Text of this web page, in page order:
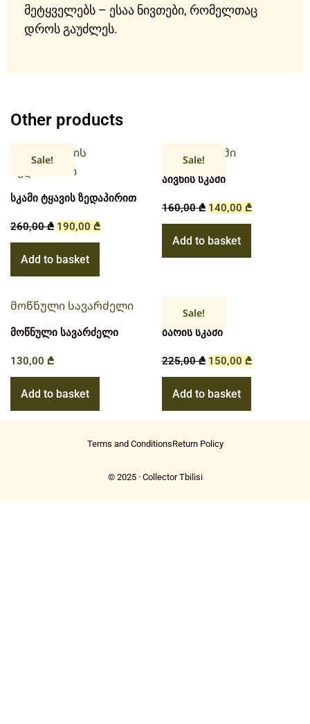
მეტყველებს – ესაა ნივთები, რომელთაც
დროს გაუძლეს.
Other products
Sale!
სკამი ტყავის ზედაპირით
260,00₾ 190,00 ₾
Add to basket
Sale!
აივნის სკამი
160,00₾ 140,00 ₾
Add to basket
მოწნული სავარძელი
130,00 ₾
Add to basket
Sale!
ბარის სკამი
225,00₾ 150,00 ₾
Add to basket
© 2025 · Collector Tbilisi
Terms and ConditionsReturn Policy